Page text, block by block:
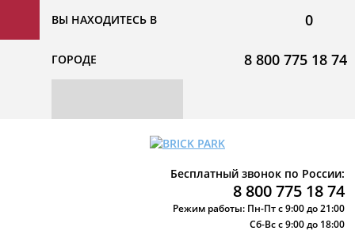
ВЫ НАХОДИТЕСЬ В
ГОРОДЕ
0
8 800 775 18 74
Бесплатный звонок по России:
8 800 775 18 74
Режим работы: Пн-Пт с 9:00 до 21:00
Сб-Вс с 9:00 до 18:00